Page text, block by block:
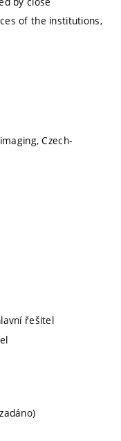
of the institutions,
Czech-
řešitel